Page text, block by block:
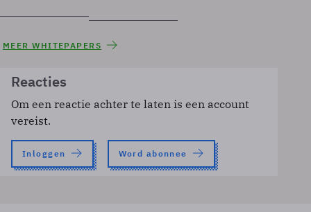
MEER WHITEPAPERS
Reacties
Om een reactie achter te laten is een account
vereist.
Inloggen Word abonnee